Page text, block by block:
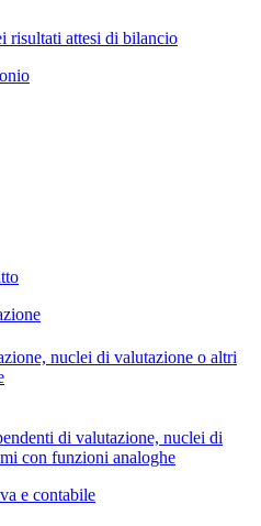
risultati attesi di bilancio
nuclei di valutazione o altri
di valutazione, nuclei di
con funzioni analoghe
e contabile